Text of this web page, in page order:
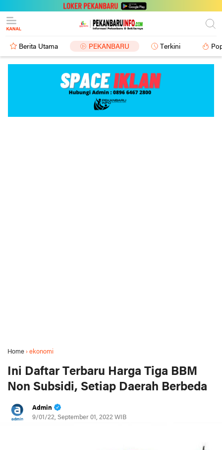
Berita Utama PEKANBARU Terkini
Home › ekonomi
Ini Daftar Terbaru Harga Tiga BBM
Non Subsidi, Setiap Daerah Berbeda
Admin
9/01/22, September 01, 2022 WIB